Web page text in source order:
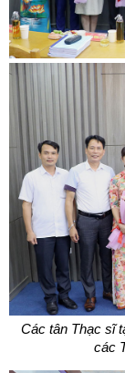
Các tân Thạc sĩ
các